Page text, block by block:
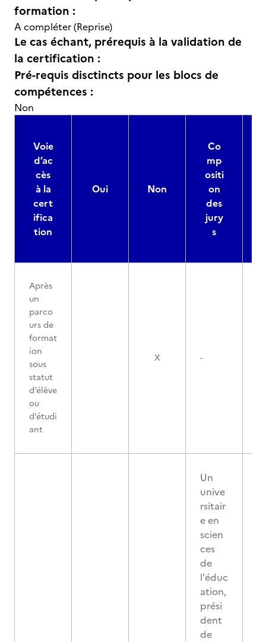
formation :
A compléter (Reprise)
Le cas échant, prérequis à la validation de
la certification :
Pré-requis disctincts pour les blocs de
compétences :
Non
Voie
d’ac
cès
à la
cert
ifica
tion
Oui Non
Co
mp
ositi
on
des
jury
s
Après
un
parco
urs de
format
ion
sous
statut
d’élève
ou
d’étudi
ant
X -
Un
unive
rsitair
e en
scien
ces
de
l'éduc
ation,
prési
dent
de